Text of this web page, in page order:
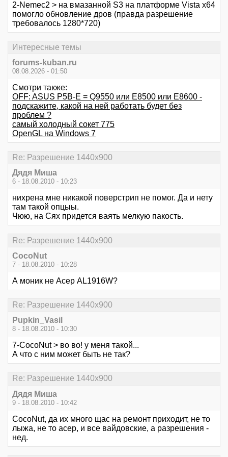
2-Nemec2 > на вмазанной S3 на платформе Vista x64
помогло обновление дров (правда разрешение
требовалось 1280*720)
Интересные темы
forums-kuban.ru
08.08.2026 - 01:50
Смотри также:
OFF: ASUS P5B-E = Q9550 или E8500 или Е8600 -
подскажите, какой на ней работать будет без
проблем ?
самый холодный сокет 775
OpenGL на Windows 7
Re: Разрешение 1440х900
Дядя Миша
6 - 18.08.2010 - 10:23
нихрена мне никакой поверстрип не помог. Да и нету
там такой опцыы.
Чюю, на Сях придется ваять мелкую пакость.
Re: Разрешение 1440х900
CocoNut
7 - 18.08.2010 - 10:28
А моник не Асер AL1916W?
Re: Разрешение 1440х900
Pupkin_Vasil
8 - 18.08.2010 - 10:30
7-CocoNut > во во! у меня такой...
А что с ним может быть не так?
Re: Разрешение 1440х900
Дядя Миша
9 - 18.08.2010 - 10:42
CocoNut, да их много щас на ремонт приходит, не то
лыжа, не то асер, и все вайдовские, а разрешения -
нед.